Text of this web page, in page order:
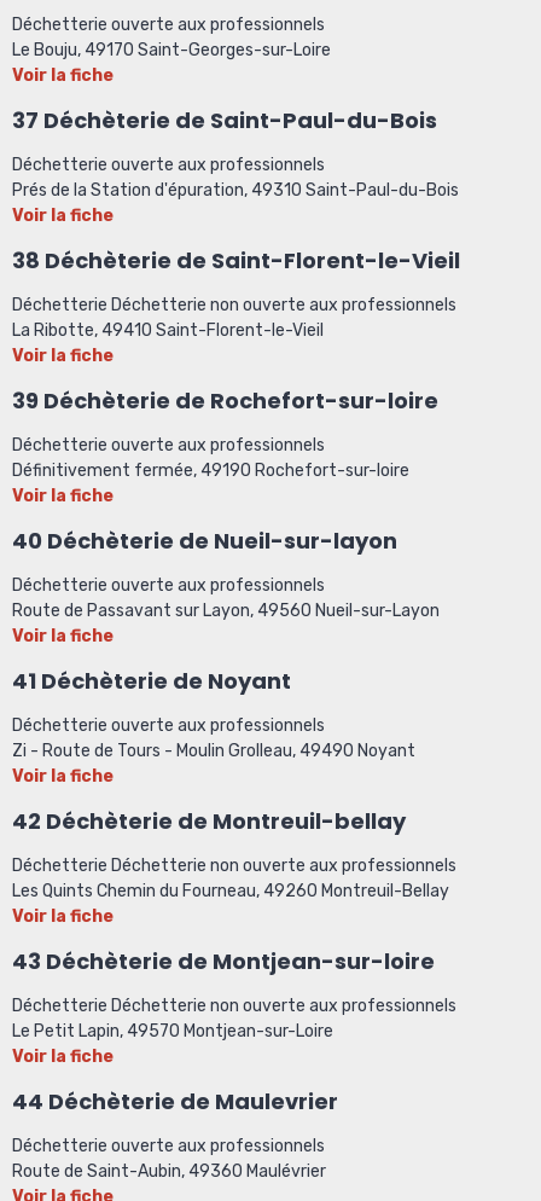
Déchetterie ouverte aux professionnels
Le Bouju, 49170 Saint-Georges-sur-Loire
Voir la fiche
37 Déchèterie de Saint-Paul-du-Bois
Déchetterie ouverte aux professionnels
Prés de la Station d'épuration, 49310 Saint-Paul-du-Bois
Voir la fiche
38 Déchèterie de Saint-Florent-le-Vieil
Déchetterie Déchetterie non ouverte aux professionnels
La Ribotte, 49410 Saint-Florent-le-Vieil
Voir la fiche
39 Déchèterie de Rochefort-sur-loire
Déchetterie ouverte aux professionnels
Définitivement fermée, 49190 Rochefort-sur-loire
Voir la fiche
40 Déchèterie de Nueil-sur-layon
Déchetterie ouverte aux professionnels
Route de Passavant sur Layon, 49560 Nueil-sur-Layon
Voir la fiche
41 Déchèterie de Noyant
Déchetterie ouverte aux professionnels
Zi - Route de Tours - Moulin Grolleau, 49490 Noyant
Voir la fiche
42 Déchèterie de Montreuil-bellay
Déchetterie Déchetterie non ouverte aux professionnels
Les Quints Chemin du Fourneau, 49260 Montreuil-Bellay
Voir la fiche
43 Déchèterie de Montjean-sur-loire
Déchetterie Déchetterie non ouverte aux professionnels
Le Petit Lapin, 49570 Montjean-sur-Loire
Voir la fiche
44 Déchèterie de Maulevrier
Déchetterie ouverte aux professionnels
Route de Saint-Aubin, 49360 Maulévrier